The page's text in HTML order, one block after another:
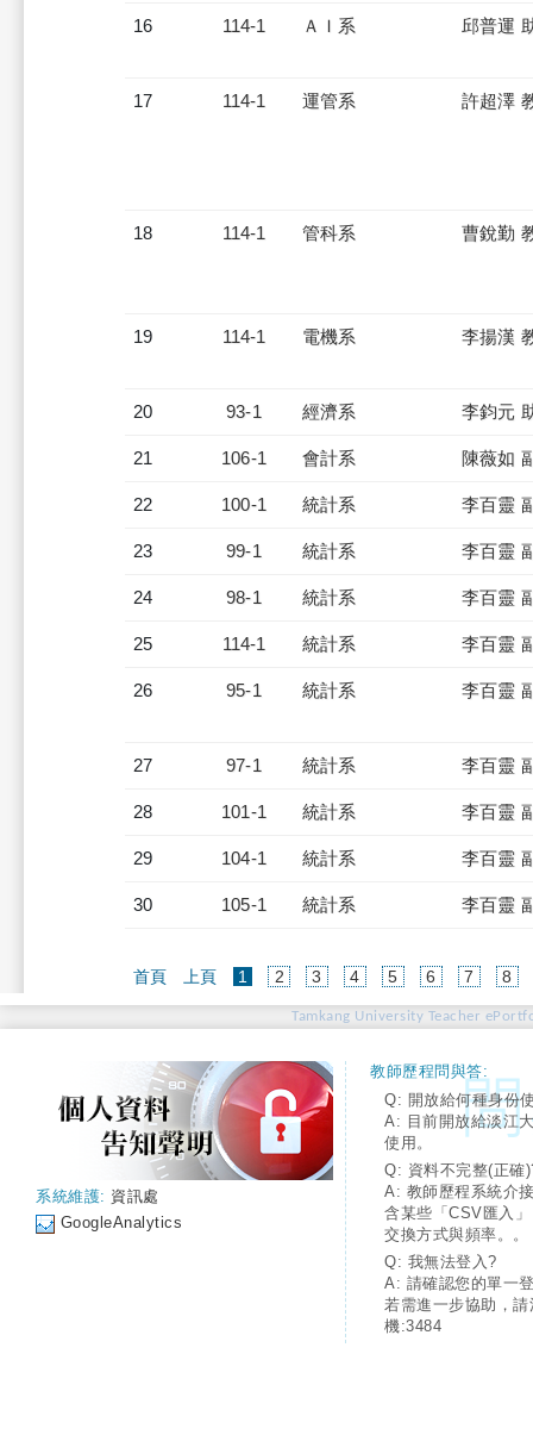
16 114-1 ＡＩ系 邱普運
17 114-1 運管系 許超澤
18 114-1 管科系 曹銳勤
19 114-1 電機系 李揚漢
20 93-1 經濟系 李鈞元
21 106-1 會計系 陳薇如
22 100-1 統計系 李百靈
23 99-1 統計系 李百靈
24 98-1 統計系 李百靈
25 114-1 統計系 李百靈
26 95-1 統計系 李百靈
27 97-1 統計系 李百靈
28 101-1 統計系 李百靈
29 104-1 統計系 李百靈
30 105-1 統計系 李百靈
首頁 上頁 1 (current)
2 3 4 5 6 7 8
Tamkang University Teacher
系統維護: 資訊處
GoogleAnalytics
教師歷程問與答:
Q: 開放給何種身份
A: 目前開放給淡江
使用。
Q: 資料不完整(正確
A: 教師歷程系統介
含某些「CSV匯入
交換方式與頻率。。
Q: 我無法登入?
A: 請確認您的單一
若需進一步協助，
機:3484